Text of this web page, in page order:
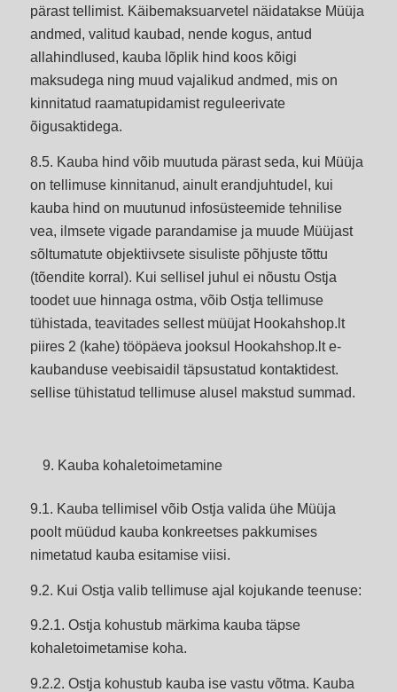
pärast tellimist. Käibemaksuarvetel näidatakse Müüja
andmed, valitud kaubad, nende kogus, antud
allahindlused, kauba lõplik hind koos kõigi
maksudega ning muud vajalikud andmed, mis on
kinnitatud raamatupidamist reguleerivate
õigusaktidega.
8.5. Kauba hind võib muutuda pärast seda, kui Müüja
on tellimuse kinnitanud, ainult erandjuhtudel, kui
kauba hind on muutunud infosüsteemide tehnilise
vea, ilmsete vigade parandamise ja muude Müüjast
sõltumatute objektiivsete sisuliste põhjuste tõttu
(tõendite korral). Kui sellisel juhul ei nõustu Ostja
toodet uue hinnaga ostma, võib Ostja tellimuse
tühistada, teavitades sellest müüjat Hookahshop.lt
piires 2 (kahe) tööpäeva jooksul Hookahshop.lt e-
kaubanduse veebisaidil täpsustatud kontaktidest.
sellise tühistatud tellimuse alusel makstud summad.
Kauba kohaletoimetamine
9.1. Kauba tellimisel võib Ostja valida ühe Müüja
poolt müüdud kauba konkreetses pakkumises
nimetatud kauba esitamise viisi.
9.2. Kui Ostja valib tellimuse ajal kojukande teenuse:
9.2.1. Ostja kohustub märkima kauba täpse
kohaletoimetamise koha.
9.2.2. Ostja kohustub kauba ise vastu võtma. Kauba